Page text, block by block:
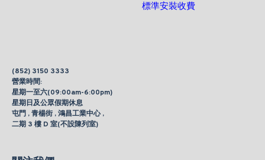
標準安裝收費
(852) 3150 3333
營業時間:
星期一至六(09:00am-6:00pm)
星期日及公眾假期休息
屯門 , 青楊街 , 鴻昌工業中心 ,
二期 3 樓 D 室(不設陳列室)